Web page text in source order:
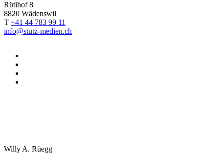
Rütihof 8
8820 Wädenswil
T +41 44 783 99 11
info@stutz-medien.ch
Willy A. Rüegg